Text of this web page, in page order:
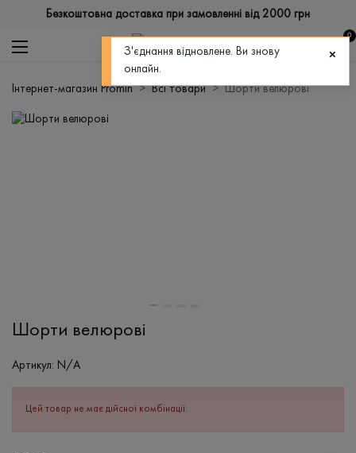
Безкоштовна доставка при замовленні від 2000 грн
0
Інтернет-магазин Promin Всі товари Шорти велюрові
Шорти велюрові
Артикул: N/A
Цей товар не має дійсної комбінації.
З'єднання відновлене. Ви знову
онлайн.